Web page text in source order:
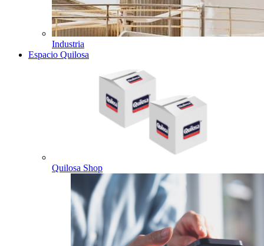
Industria
Espacio Quilosa
Quilosa Shop